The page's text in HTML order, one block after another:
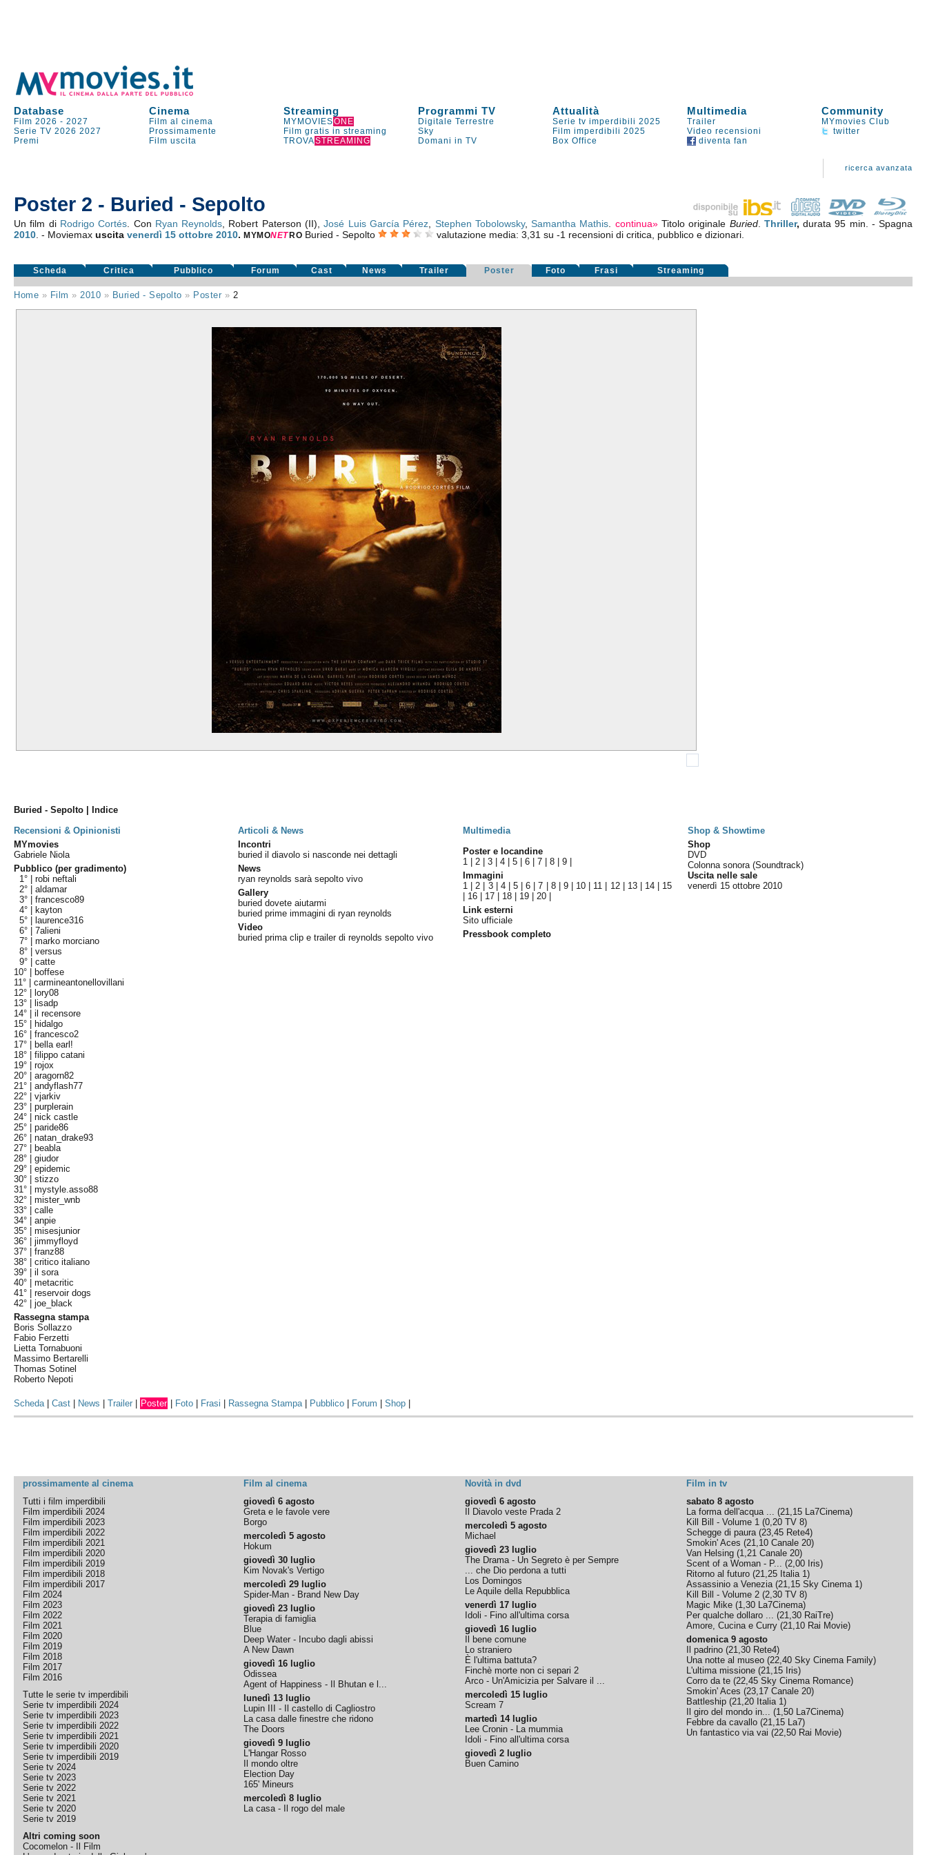
Database Cinema Streaming Programmi TV Attualità Multimedia Community
Film 2026 -2027 Film al cinema MYMOVIESONE Digitale Terrestre Serie tv imperdibili 2025 Trailer
MYmovies Club
Serie TV 2026 2027 Prossimamente Film gratis in streaming Sky Film imperdibili 2025 Video recensioni
twitter
Premi
Film uscita TROVASTREAMING Domani in TV Box Office diventa fan
ricerca avanzata
Poster 2 - Buried - Sepolto
Un film di Rodrigo Cortés . Con Ryan Reynolds , Robert Paterson (II),José Luis García Pérez Stephen Tobolowsky,Samantha Mathis continua» Titolo originale Buried. Thriller,durata 95 min. - Spagna
2010 . - Moviemaxuscitavenerdì 15 ottobre 2010.MYMONET RO Buried - Sepolto valutazione media: 3,31 su -1 recensioni di critica, pubblico e dizionari.
Scheda Critica Pubblico Forum Cast News Trailer Poster Foto Frasi Streaming
Home » Film » 2010 » Buried - Sepolto » Poster » 2
Buried - Sepolto | Indice
Recensioni & Opinionisti
Articoli & News Multimedia
Shop & Showtime
MYmovies
Gabriele Niola
Pubblico (per gradimento)
1° |robi neftali
2° |aldamar
3° |francesco89
4° |
kayton
5° |
laurence316
6° |7alieni
7° |marko morciano
8° |versus
9° |catte
10° |
boffese
11° |carmineantonellovillani
12° |
lory08
13° |
lisadp
14° |il recensore
15° |
hidalgo
16° |francesco2
17° |
bella earl!
18° |filippo catani
19° |rojox
20° |aragorn82
21° |andyflash77
22° |vjarkiv
23° |purplerain
24° |nick castle
25° |paride86
26° |natan_drake93
27° |
beabla
28° |giudor
29° |epidemic
30° |stizzo
31° |mystyle.asso88
32° |mister_wnb
33° |calle
34° |anpie
35° |misesjunior
36° |jimmyfloyd
37° |franz88
38° |critico italiano
39° |il sora
40° |metacritic
41° |reservoir dogs
42° |joe_black
Rassegna stampa
Boris Sollazzo
Fabio Ferzetti
Lietta Tornabuoni
Massimo Bertarelli
Thomas Sotinel
Roberto Nepoti
Incontri
buried il diavolo si nasconde nei dettagli
News
ryan reynolds sarà sepolto vivo
Gallery
buried dovete aiutarmi
buried prime immagini di ryan reynolds
Video
buried prima clip e trailer di reynolds sepolto vivo
Poster e locandine
1 |2 |3 |4 |5 |6 |7 |8 |9
Immagini
1 |2 3| 4|5 |6 |7 8| 9| 10 11 12| 13| 14
15
16 17 18 19 |20
Link esterni
Sito ufficiale
Pressbook completo
Shop
DVD
Colonna sonora (Soundtrack)
Uscita nelle sale
venerdì 15 ottobre 2010
Scheda|Cast News |Trailer Poster Foto Frasi Rassegna Stampa| Pubblico Forum |Shop
prossimamente al cinema Film al cinema Novità in dvd
Film in tv
Tutti i film imperdibili
Film imperdibili 2024
Film imperdibili 2023
Film imperdibili 2022
Film imperdibili 2021
Film imperdibili 2020
Film imperdibili 2019
Film imperdibili 2018
Film imperdibili 2017
Film 2024
Film 2023
Film 2022
Film 2021
Film 2020
Film 2019
Film 2018
Film 2017
Film 2016
Tutte le serie tv imperdibili
Serie tv imperdibili 2024
Serie tv imperdibili 2023
Serie tv imperdibili 2022
Serie tv imperdibili 2021
Serie tv imperdibili 2020
Serie tv imperdibili 2019
Serie tv 2024
Serie tv 2023
Serie tv 2022
Serie tv 2021
Serie tv 2020
Serie tv 2019
Altri coming soon
Cocomelon - Il Film
giovedì 6 agosto
Greta e le favole vere
Borgo
mercoledì 5 agosto
Hokum
giovedì 30 luglio
Kim Novak's Vertigo
mercoledì 29 luglio
Spider-Man - Brand New Day
giovedì 23 luglio
Terapia di famiglia
Blue
Deep Water - Incubo dagli abissi
A New Dawn
giovedì 16 luglio
Odissea
Agent of Happiness - Il Bhutan e l...
lunedì 13 luglio
Lupin III - Il castello di Cagliostro
La casa dalle finestre che ridono
The Doors
giovedì 9 luglio
L'Hangar Rosso
Il mondo oltre
Election Day
165' Mineurs
mercoledì 8 luglio
La casa - Il rogo del male
giovedì 6 agosto
Il Diavolo veste Prada 2
mercoledì 5 agosto
Michael
giovedì 23 luglio
The Drama - Un Segreto è per Sempre
... che Dio perdona a tutti
Los Domingos
Le Aquile della Repubblica
venerdì 17 luglio
Idoli - Fino all'ultima corsa
giovedì 16 luglio
Il bene comune
Lo straniero
È l'ultima battuta?
Finchè morte non ci separi 2
Arco - Un'Amicizia per Salvare il ...
mercoledì 15 luglio
Scream 7
martedì 14 luglio
Lee Cronin - La mummia
Idoli - Fino all'ultima corsa
giovedì 2 luglio
Buen Camino
sabato 8 agosto
La forma dell'acqua ... (21,15 La7Cinema)
Kill Bill - Volume 1 (0,20 TV 8)
Schegge di paura(23,45 Rete4)
Smokin' Aces (21,10 Canale 20)
Van Helsing (1,21 Canale 20)
Scent of a Woman - P... (2,00 Iris)
Ritorno al futuro (21,25 Italia 1)
Assassinio a Venezia(21,15 Sky Cinema 1)
Kill Bill - Volume 2 (2,30 TV 8)
Magic Mike (1,30 La7Cinema)
Per qualche dollaro ... (21,30 RaiTre)
Amore, Cucina e Curry (21,10 Rai Movie)
domenica 9 agosto
Il padrino (21,30 Rete4)
Una notte al museo (22,40 Sky Cinema Family)
L'ultima missione (21,15 Iris)
Corro da te (22,45 Sky Cinema Romance)
Smokin' Aces (23,17 Canale 20)
Battleship (21,20 Italia 1)
Il giro del mondo in... (1,50 La7Cinema)
Febbre da cavallo (21,15 La7)
Un fantastico via vai (22,50 Rai Movie)